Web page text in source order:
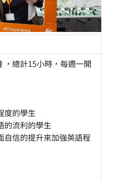
，總計15小時，每週一開
度的學生
的流利的學生
自信的提升來加強英語程